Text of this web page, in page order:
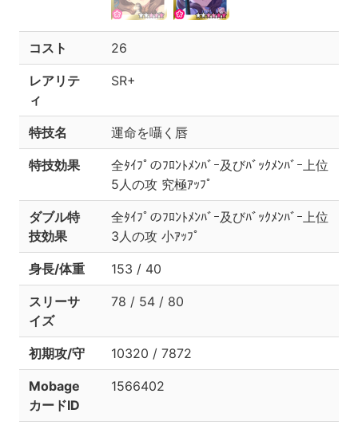
コスト 26
レアリテ
ィ
SR+
特技名 運命を囁く唇
特技効果
全ﾀｲﾌﾟのﾌﾛﾝﾄﾒﾝﾊﾞｰ及びﾊﾞｯｸﾒﾝﾊﾞｰ上位
5人の攻 究極ｱｯﾌﾟ
ダブル特
技効果
全ﾀｲﾌﾟのﾌﾛﾝﾄﾒﾝﾊﾞｰ及びﾊﾞｯｸﾒﾝﾊﾞｰ上位
3人の攻 小ｱｯﾌﾟ
身長/体重 153 / 40
スリーサ
イズ
78 / 54 / 80
初期攻/守 10320 / 7872
Mobage
カードID
1566402